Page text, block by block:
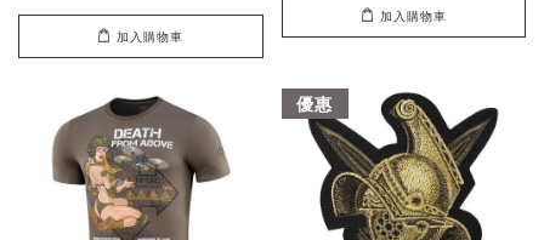
加入購物車
加入購物車
優惠